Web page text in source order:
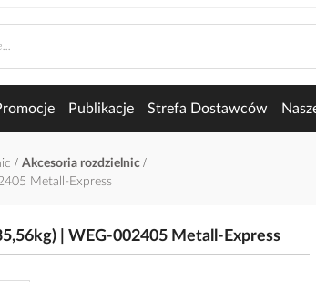
Publikacje Strefa Dostawców
Akcesoria rozdzielnic
Metall-Express
| WEG-002405 Metall-Express